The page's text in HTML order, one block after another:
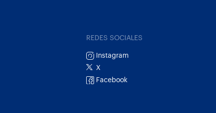
REDES SOCIALES
Instagram
X
Facebook